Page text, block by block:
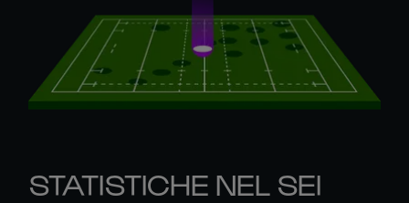
STATISTICHE NEL SEI